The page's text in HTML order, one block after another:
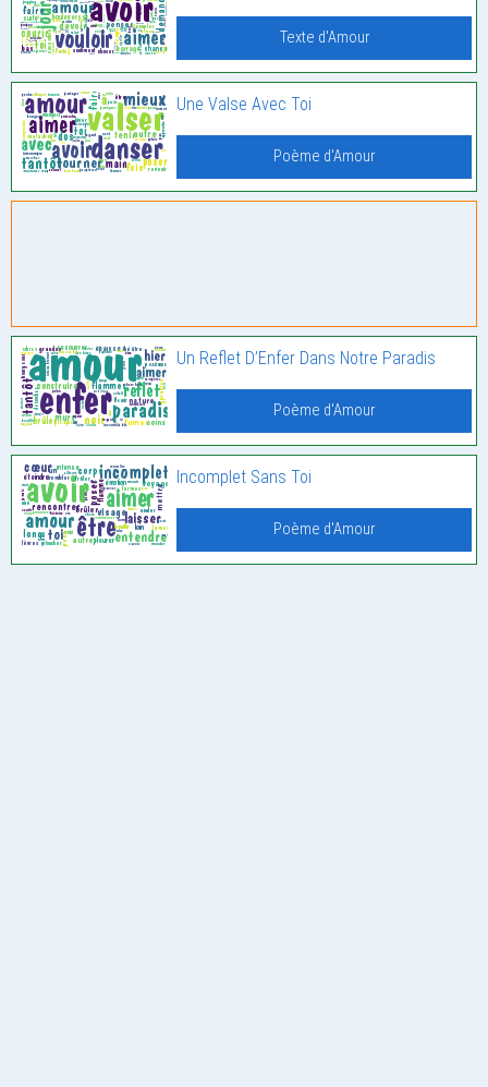
Texte d'Amour
Une Valse Avec Toi
Poème d'Amour
Un Reflet D’Enfer Dans Notre Paradis
Poème d'Amour
Incomplet Sans Toi
Poème d'Amour